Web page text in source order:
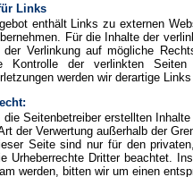
Links
enthält Links zu externen
Für die Inhalte der
der Verlinkung auf mögliche
Kontrolle der verlinkten
werden wir derartige
die Seitenbetreiber erstellten
der Verwertung außerhalb der
Seite sind nur für den
Urheberrechte Dritter beachtet.
werden, bitten wir um einen